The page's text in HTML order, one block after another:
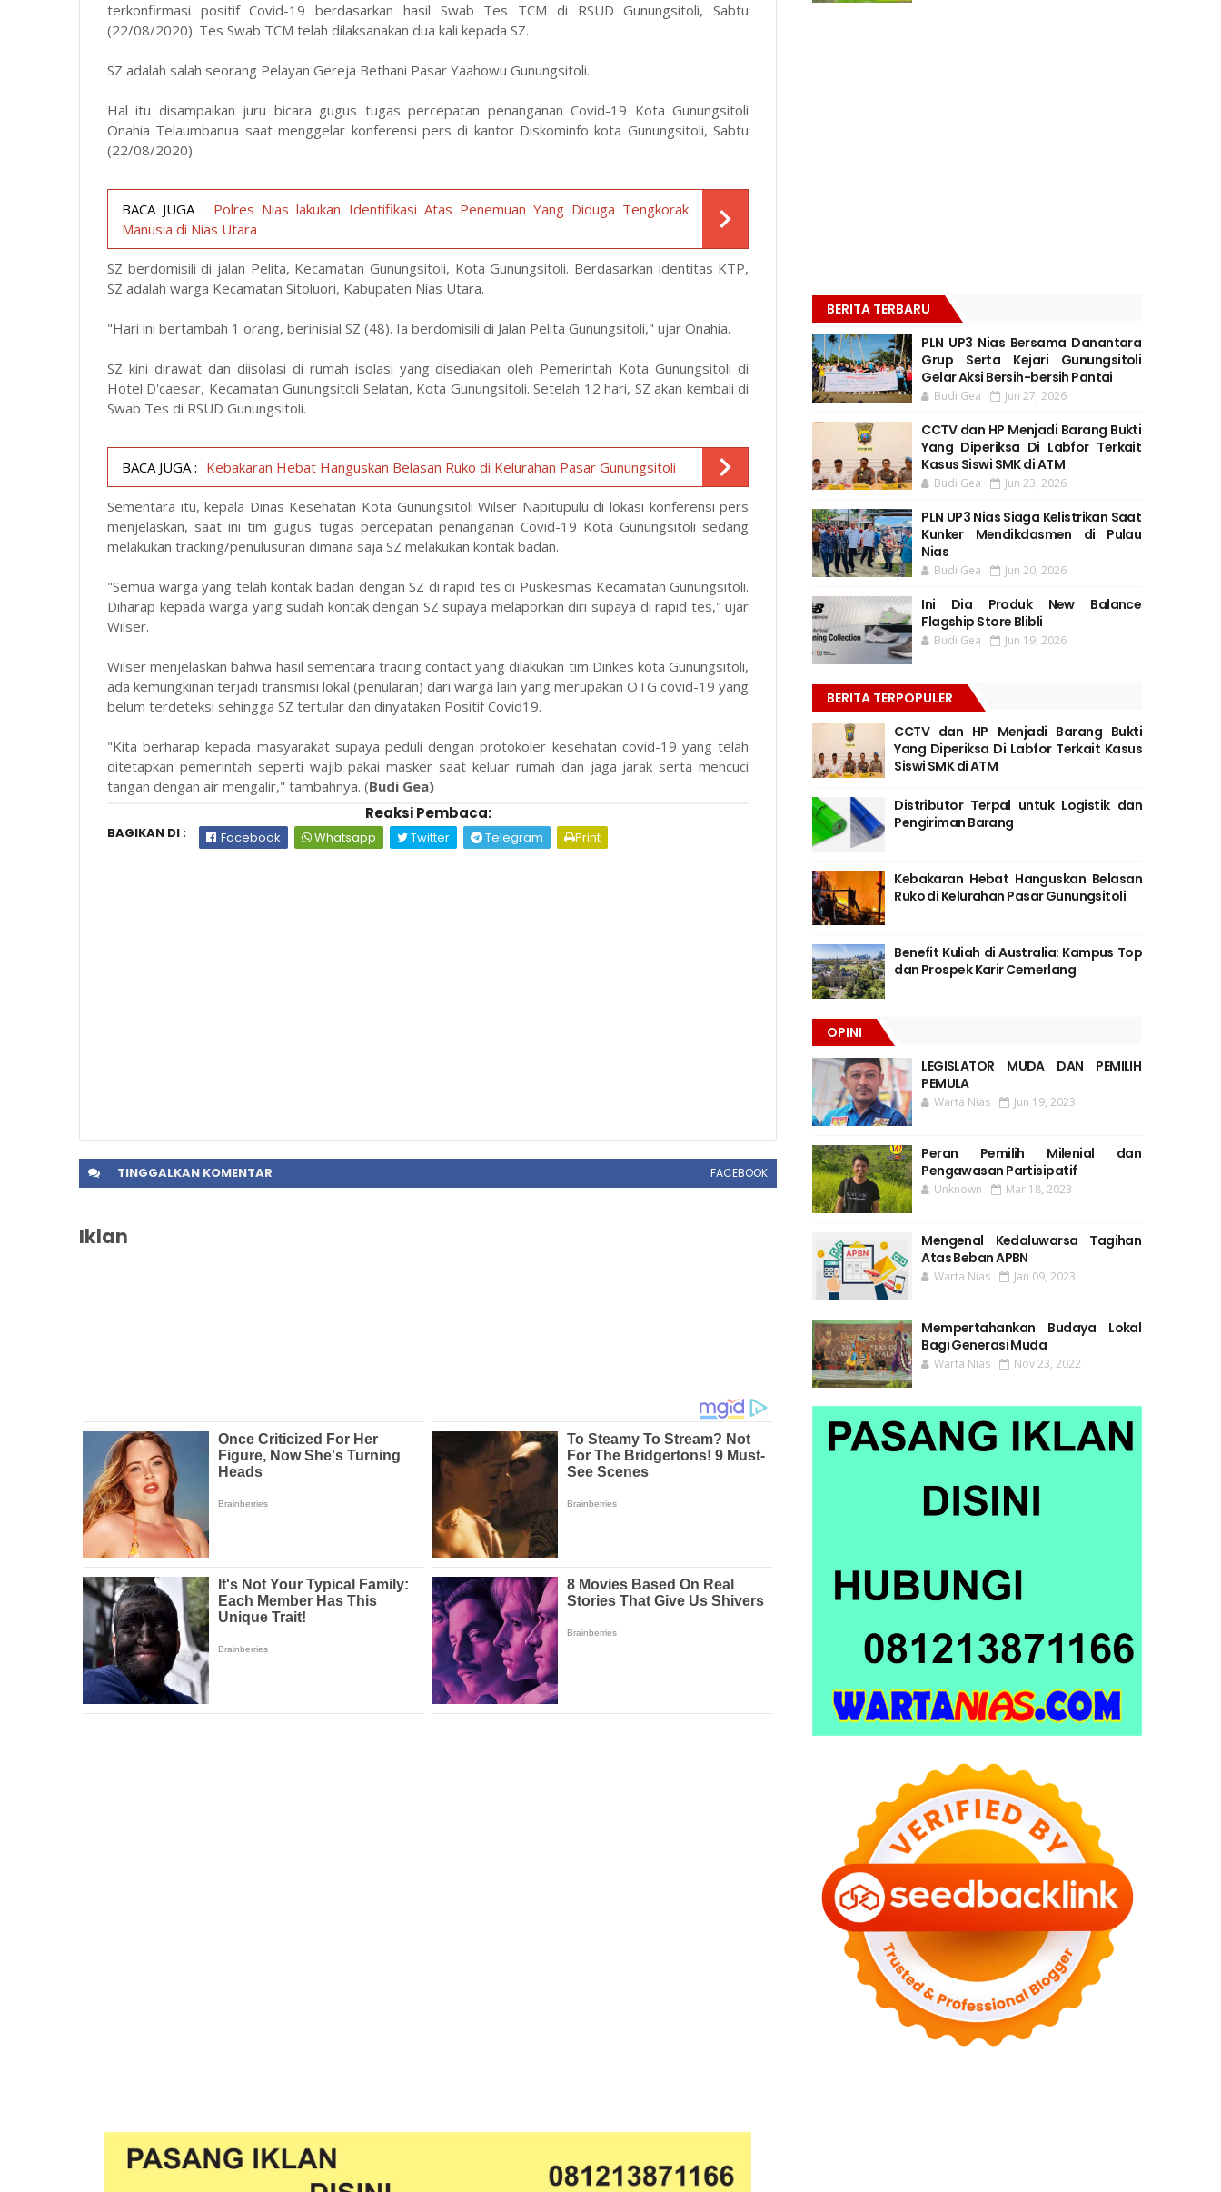
terkonfirmasi positif Covid-19 berdasarkan hasil Swab Tes TCM di RSUD Gunungsitoli, Sabtu
(22/08/2020). Tes Swab TCM telah dilaksanakan dua kali kepada SZ.
SZ adalah salah seorang Pelayan Gereja Bethani Pasar Yaahowu Gunungsitoli.
Hal itu disampaikan juru bicara gugus tugas percepatan penanganan Covid-19 Kota Gunungsitoli
Onahia Telaumbanua saat menggelar konferensi pers di kantor Diskominfo kota Gunungsitoli, Sabtu
(22/08/2020).
BACA JUGA : Polres Nias lakukan Identifikasi Atas Penemuan Yang Diduga Tengkorak
Manusia di Nias Utara
SZ berdomisili di jalan Pelita, Kecamatan Gunungsitoli, Kota Gunungsitoli. Berdasarkan identitas KTP,
SZ adalah warga Kecamatan Sitoluori, Kabupaten Nias Utara.
"Hari ini bertambah 1 orang, berinisial SZ (48). Ia berdomisili di Jalan Pelita Gunungsitoli," ujar Onahia.
SZ kini dirawat dan diisolasi di rumah isolasi yang disediakan oleh Pemerintah Kota Gunungsitoli di
Hotel D'caesar, Kecamatan Gunungsitoli Selatan, Kota Gunungsitoli. Setelah 12 hari, SZ akan kembali di
Swab Tes di RSUD Gunungsitoli.
BACA JUGA : Kebakaran Hebat Hanguskan Belasan Ruko di Kelurahan Pasar Gunungsitoli
Sementara itu, kepala Dinas Kesehatan Kota Gunungsitoli Wilser Napitupulu di lokasi konferensi pers
menjelaskan, saat ini tim gugus tugas percepatan penanganan Covid-19 Kota Gunungsitoli sedang
melakukan tracking/penulusuran dimana saja SZ melakukan kontak badan.
"Semua warga yang telah kontak badan dengan SZ di rapid tes di Puskesmas Kecamatan Gunungsitoli.
Diharap kepada warga yang sudah kontak dengan SZ supaya melaporkan diri supaya di rapid tes," ujar
Wilser.
Wilser menjelaskan bahwa hasil sementara tracing contact yang dilakukan tim Dinkes kota Gunungsitoli,
ada kemungkinan terjadi transmisi lokal (penularan) dari warga lain yang merupakan OTG covid-19 yang
belum terdeteksi sehingga SZ tertular dan dinyatakan Positif Covid19.
"Kita berharap kepada masyarakat supaya peduli dengan protokoler kesehatan covid-19 yang telah
ditetapkan pemerintah seperti wajib pakai masker saat keluar rumah dan jaga jarak serta mencuci
tangan dengan air mengalir," tambahnya. (Budi Gea)
Reaksi Pembaca:
BAGIKAN DI : Facebook Whatsapp Twitter Telegram Print
TINGGALKAN KOMENTAR FACEBOOK
Iklan
BERITA TERBARU
PLN UP3 Nias Bersama Danantara
Grup Serta Kejari Gunungsitoli
Gelar Aksi Bersih-bersih Pantai
Budi Gea Jun 27, 2026
CCTV dan HP Menjadi Barang Bukti
Yang Diperiksa Di Labfor Terkait
Kasus Siswi SMK di ATM
Budi Gea Jun 23, 2026
PLN UP3 Nias Siaga Kelistrikan Saat
Kunker Mendikdasmen di Pulau
Nias
Budi Gea Jun 20, 2026
Ini Dia Produk New Balance
Flagship Store Blibli
Budi Gea Jun 19, 2026
BERITA TERPOPULER
CCTV dan HP Menjadi Barang Bukti
Yang Diperiksa Di Labfor Terkait Kasus
Siswi SMK di ATM
Distributor Terpal untuk Logistik dan
Pengiriman Barang
Kebakaran Hebat Hanguskan Belasan
Ruko di Kelurahan Pasar Gunungsitoli
Benefit Kuliah di Australia: Kampus Top
dan Prospek Karir Cemerlang
OPINI
LEGISLATOR MUDA DAN PEMILIH
PEMULA
Warta Nias Jun 19, 2023
Peran Pemilih Milenial dan
Pengawasan Partisipatif
Unknown Mar 18, 2023
Mengenal Kedaluwarsa Tagihan
Atas Beban APBN
Warta Nias Jan 09, 2023
Mempertahankan Budaya Lokal
Bagi Generasi Muda
Warta Nias Nov 23, 2022